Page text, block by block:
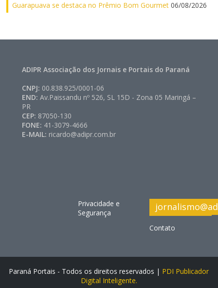
Guarapuava se destaca no Prêmio Bom Gourmet 06/08/2026
ADIPR Associação dos Jornais e Portais do Paraná
CNPJ: 00.838.925/0001-06
END:Av.Paissandu nº 526, SL 15D - Zona 05 Maringá –
PR
CEP: 87050-130
FONE: 41-3079-4666
E-MAIL: ricardo@adipr.com.br
Privacidade e
Segurança
Contato
Paraná Portais - Todos os direitos reservados | PDI Publicador
Digital Inteligente.